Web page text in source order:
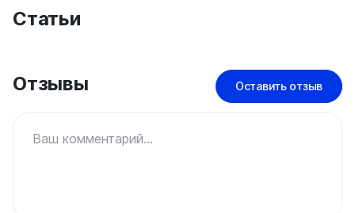
Статьи
Отзывы Оставить отзыв
Ваш комментарий...